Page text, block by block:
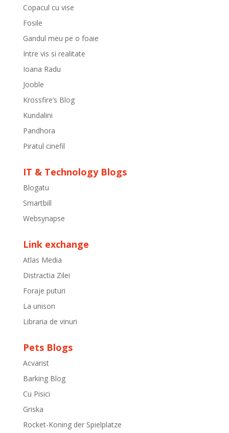
Copacul cu vise
Fosile
Gandul meu pe o foaie
Intre vis si realitate
Ioana Radu
Jooble
Krossfire’s Blog
Kundalini
Pandhora
Piratul cinefil
IT & Technology Blogs
Blogatu
Smartbill
Websynapse
Link exchange
Atlas Media
Distractia Zilei
Foraje puturi
La unison
Libraria de vinuri
Pets Blogs
Acvarist
Barking Blog
Cu Pisici
Griska
Rocket-Koning der Spielplatze